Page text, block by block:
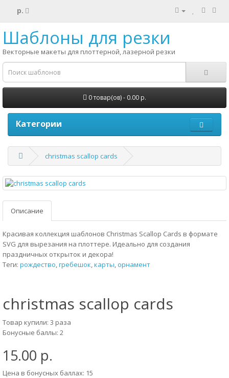
р.
Шаблоны для резки
Векторные макеты для плоттерной, лазерной резки
0 товар(ов) - 0.00 р.
Категории
christmas scallop cards
Описание
Красивая коллекция шаблонов Christmas Scallop Cards в формате
SVG для вырезания на плоттере. Идеально для создания
праздничных открыток и декора!
Теги: рождество,гребешок,карты,орнамент
christmas scallop cards
Товар купили: 3 раза
Бонусные баллы: 2
15.00 р.
Цена в бонусных баллах: 15